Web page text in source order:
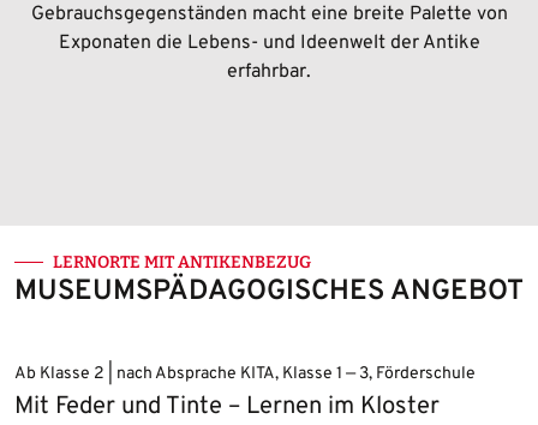
Gebrauchsgegenständen macht eine breite Palette von
Exponaten die Lebens- und Ideenwelt der Antike
erfahrbar.
LERNORTE MIT ANTIKENBEZUG
MUSEUMSPÄDAGOGISCHES ANGEBOT
Ab Klasse 2 | nach Absprache KITA, Klasse 1 — 3, Förderschule
Mit Feder und Tinte – Lernen im Kloster